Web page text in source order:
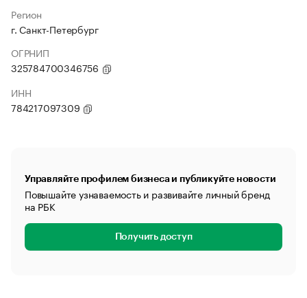
Регион
г. Санкт-Петербург
ОГРНИП
325784700346756
ИНН
784217097309
Управляйте профилем бизнеса и публикуйте новости
Повышайте узнаваемость и развивайте личный бренд
на РБК
Получить доступ